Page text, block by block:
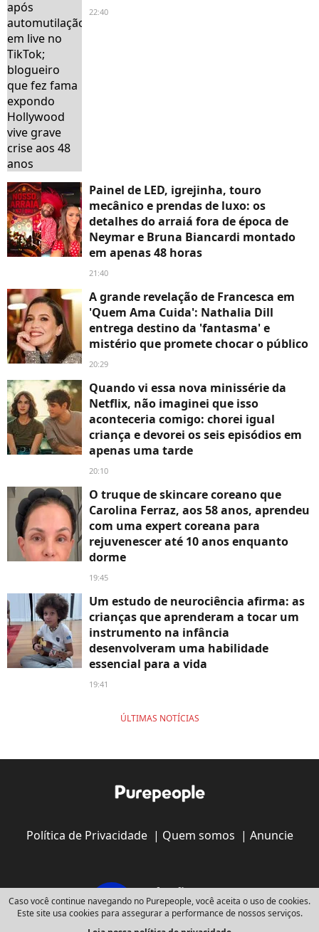
22:40
Painel de LED, igrejinha, touro
mecânico e prendas de luxo: os
detalhes do arraiá fora de época de
Neymar e Bruna Biancardi montado
em apenas 48 horas
21:40
A grande revelação de Francesca em
'Quem Ama Cuida': Nathalia Dill
entrega destino da 'fantasma' e
mistério que promete chocar o público
20:29
Quando vi essa nova minissérie da
Netflix, não imaginei que isso
aconteceria comigo: chorei igual
criança e devorei os seis episódios em
apenas uma tarde
20:10
O truque de skincare coreano que
Carolina Ferraz, aos 58 anos, aprendeu
com uma expert coreana para
rejuvenescer até 10 anos enquanto
dorme
19:45
Um estudo de neurociência afirma: as
crianças que aprenderam a tocar um
instrumento na infância
desenvolveram uma habilidade
essencial para a vida
19:41
ÚLTIMAS NOTÍCIAS
Política de Privacidade| Quem somos | Anuncie
Caso você continue navegando no Purepeople, você aceita o uso de cookies.
Este site usa cookies para assegurar a performance de nossos serviços.